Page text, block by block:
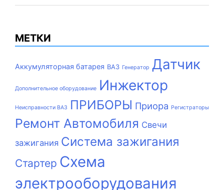
МЕТКИ
Аккумуляторная батарея ВАЗ Генератор Датчик
Дополнительное оборудование Инжектор
Неисправности ВАЗ ПРИБОРЫ Приора Регистраторы
Ремонт Автомобиля Свечи
зажигания Система зажигания
Стартер Схема
электрооборудования